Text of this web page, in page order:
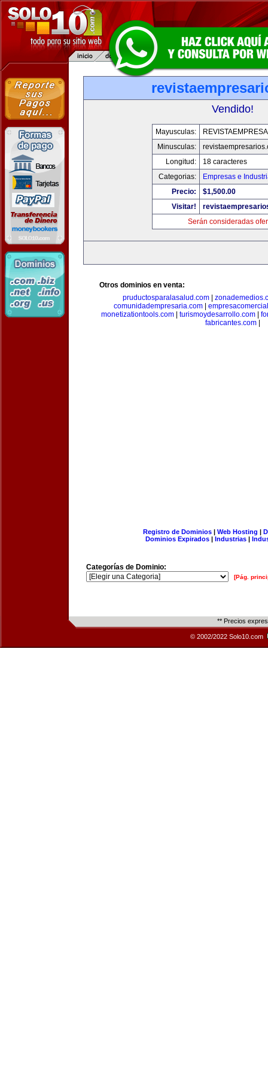
Vendido!
Mayusculas:
Minusculas:
Longitud:
18 caracteres
Categorias:
Empresas e
Precio:
$1,500.00
Visitar!
Serán consideradas
Otros dominios en venta:
pruductosparalasalud.com|
comunidadempresaria.com
monetizationtools.com| turismoydesarrollo.com|
fabricantes.com
Registro de Dominios| Web Hosting |
Dominios Expirados | Industrias |
Categorías de Dominio:
[Pág.
** Precios
© 2002/2022 Solo10.com